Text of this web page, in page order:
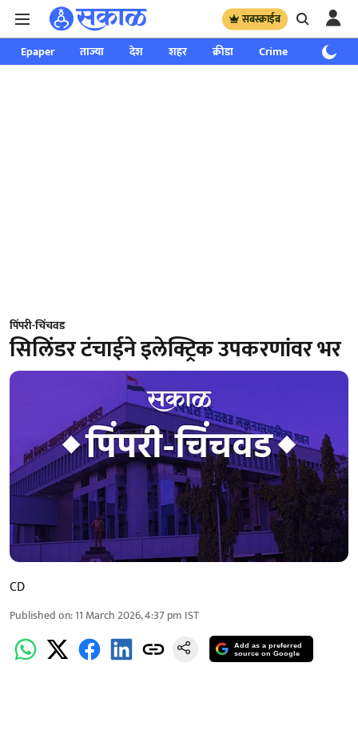
सबस्क्राईब
Epaper ताज्या देश शहर क्रीडा Crime साप्ताहिक
पिंपरी-चिंचवड
सिलिंडर टंचाईने इलेक्ट्रिक उपकरणांवर भर
CD
Published on:11 March 2026, 4:37 pm IST
Add as a preferred
source on Google